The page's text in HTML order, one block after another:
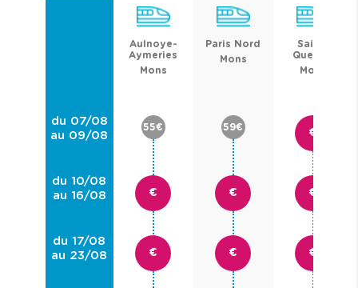
du 07/08
au 09/08
du 10/08
au 16/08
du 17/08
au 23/08
Aulnoye-
Aymeries
Mons
55€
€
€
Paris Nord
Mons
59€
€
€
Saint-
Quentin
Mons
€
€
€